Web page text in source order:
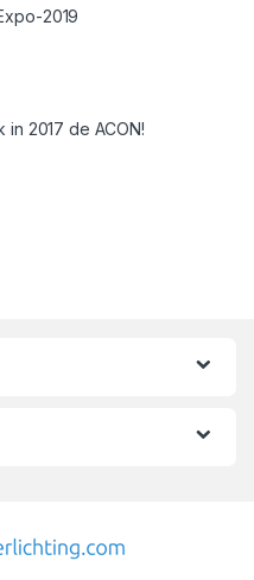
2019
2017 de ACON!